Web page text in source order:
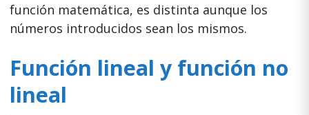
función matemática, es distinta aunque los
números introducidos sean los mismos.
Función lineal y función no
lineal